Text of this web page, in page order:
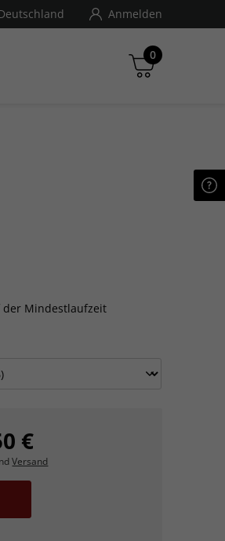
Anmelden
0
der Mindestlaufzeit
€
Versand